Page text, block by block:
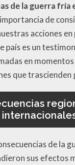
de la guerra fría
de
acciones
país es un
en
que trascienden
de la
sus efectos